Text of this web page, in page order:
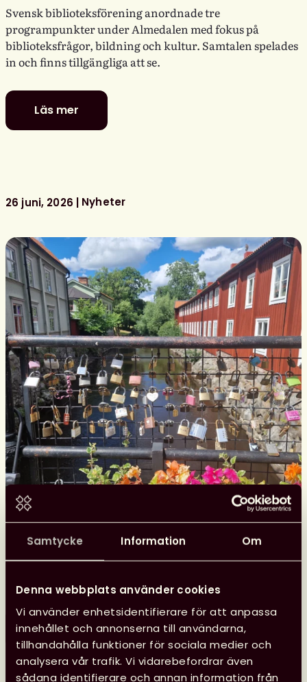
Samtycke Information Om
Denna webbplats använder cookies
Vi använder enhetsidentifierare för att anpassa
innehållet och annonserna till användarna,
tillhandahålla funktioner för sociala medier och
analysera vår trafik. Vi vidarebefordrar även
sådana identifierare och annan information från
Svensk biblioteksförening anordnade tre
programpunkter under Almedalen med fokus på
biblioteksfrågor, bildning och kultur. Samtalen spelades
in och finns tillgängliga att se.
Läs mer
Se
Svensk
Almedalen
26 juni, 2026 Nyheter
Glad sommar önskar kansliet
Kansliet har sommarstängt 29 juni–10 augusti, vilket
Läs mer
Glad
sommar
önskar